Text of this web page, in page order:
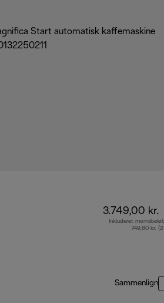
3.749,00 kr.
Inkluderet
749,80 kr.
Sammenlign